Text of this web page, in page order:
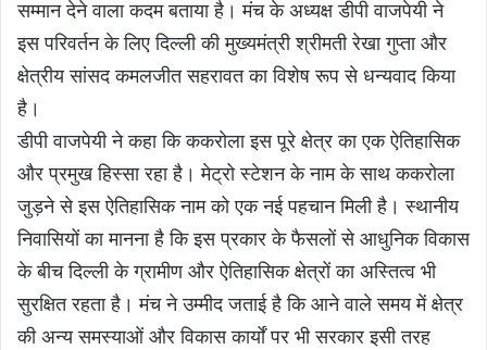
सम्मान देने वाला कदम बताया है। मंच के अध्यक्ष डीपी वाजपेयी ने
इस परिवर्तन के लिए दिल्ली की मुख्यमंत्री श्रीमती रेखा गुप्ता और
क्षेत्रीय सांसद कमलजीत सहरावत का विशेष रूप से धन्यवाद किया
है।
डीपी वाजपेयी ने कहा कि ककरोला इस पूरे क्षेत्र का एक ऐतिहासिक
और प्रमुख हिस्सा रहा है। मेट्रो स्टेशन के नाम के साथ ककरोला
जुड़ने से इस ऐतिहासिक नाम को एक नई पहचान मिली है। स्थानीय
निवासियों का मानना है कि इस प्रकार के फैसलों से आधुनिक विकास
के बीच दिल्ली के ग्रामीण और ऐतिहासिक क्षेत्रों का अस्तित्व भी
सुरक्षित रहता है। मंच ने उम्मीद जताई है कि आने वाले समय में क्षेत्र
की अन्य समस्याओं और विकास कार्यों पर भी सरकार इसी तरह